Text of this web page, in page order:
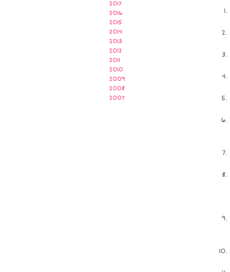
2017
2016
2015
2014
2013
2012
2011
2010
2009
2008
2007